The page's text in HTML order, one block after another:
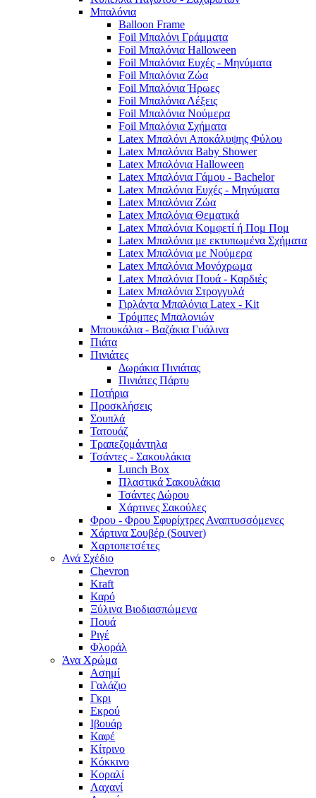
Μπαλόνια
Balloon Frame
Foil Μπαλόνι Γράμματα
Foil Μπαλόνια Halloween
Foil Μπαλόνια Ευχές - Μηνύματα
Foil Μπαλόνια Ζώα
Foil Μπαλόνια Ήρωες
Foil Μπαλόνια Λέξεις
Foil Μπαλόνια Νούμερα
Foil Μπαλόνια Σχήματα
Latex Μπαλόνι Αποκάλυψης Φύλου
Latex Μπαλόνια Baby Shower
Latex Μπαλόνια Halloween
Latex Μπαλόνια Γάμου - Bachelor
Latex Μπαλόνια Ευχές - Μηνύματα
Latex Μπαλόνια Ζώα
Latex Μπαλόνια Θεματικά
Latex Μπαλόνια Κομφετί ή Πομ Πομ
Latex Μπαλόνια με εκτυπωμένα Σχήματα
Latex Μπαλόνια με Νούμερα
Latex Μπαλόνια Μονόχρωμα
Latex Μπαλόνια Πουά - Καρδιές
Latex Μπαλόνια Στρογγυλά
Γιρλάντα Μπαλόνια Latex - Kit
Τρόμπες Μπαλονιών
Μπουκάλια - Βαζάκια Γυάλινα
Πιάτα
Πινιάτες
Δωράκια Πινιάτας
Πινιάτες Πάρτυ
Ποτήρια
Προσκλήσεις
Σουπλά
Τατουάζ
Τραπεζομάντηλα
Τσάντες - Σακουλάκια
Lunch Box
Πλαστικά Σακουλάκια
Τσάντες Δώρου
Χάρτινες Σακούλες
Φρου - Φρου Σφυρίχτρες Αναπτυσσόμενες
Χάρτινα Σουβέρ (Souver)
Χαρτοπετσέτες
Ανά Σχέδιο
Chevron
Kraft
Καρό
Ξύλινα Βιοδιασπώμενα
Πουά
Ριγέ
Φλοράλ
Άνα Χρώμα
Ασημί
Γαλάζιο
Γκρι
Εκρού
Ιβουάρ
Καφέ
Κίτρινο
Κόκκινο
Κοραλί
Λαχανί